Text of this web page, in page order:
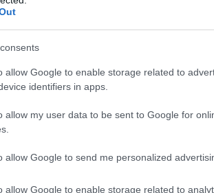
allow Google to enable storage related to
identifiers in apps.
allow my user data to be sent to Google for
allow Google to send me personalized
allow Google to enable storage related to